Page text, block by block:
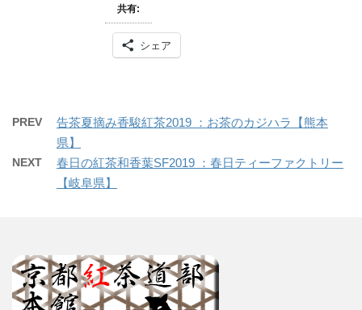
共有:
シェア
PREV
告茶夏摘み香駿紅茶2019 ：お茶のカジハラ【熊本
県】
NEXT
春日の紅茶和香葉SF2019 ：春日ティーファクトリー
【岐阜県】